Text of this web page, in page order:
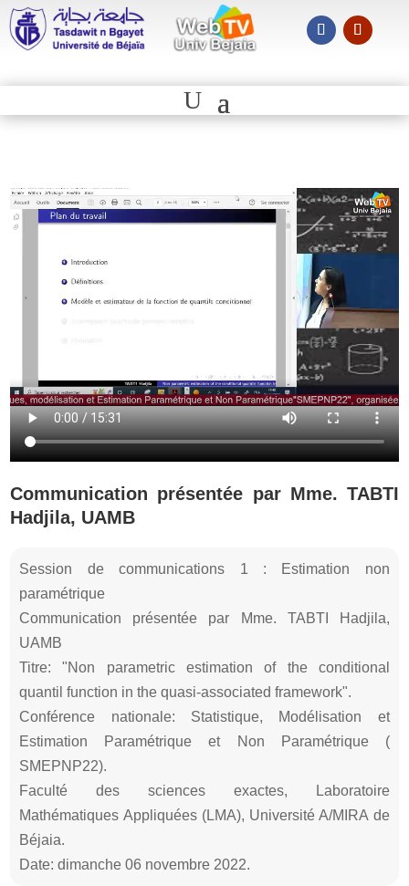
Communication présentée par Mme. TABTI
Hadjila, UAMB
Session de communications 1 : Estimation non
paramétrique
Communication présentée par Mme. TABTI Hadjila,
UAMB
Titre: "Non parametric estimation of the conditional
quantil function in the quasi-associated framework".
Conférence nationale: Statistique, Modélisation et
Estimation Paramétrique et Non Paramétrique (
SMEPNP22).
Faculté des sciences exactes, Laboratoire
Mathématiques Appliquées (LMA), Université A/MIRA de
Béjaia.
Date: dimanche 06 novembre 2022.